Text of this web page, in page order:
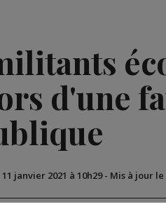
d'une
11 janvier 2021 à 10h29- Mis à jour le